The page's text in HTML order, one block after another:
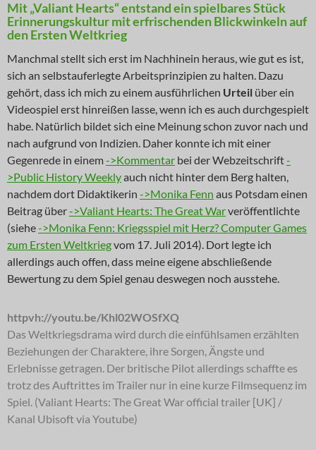
Mit „Valiant Hearts“ entstand ein spielbares Stück
Erinnerungskultur mit erfrischenden Blickwinkeln auf
den Ersten Weltkrieg
Manchmal stellt sich erst im Nachhinein heraus, wie gut es ist,
sich an selbstauferlegte Arbeitsprinzipien zu halten. Dazu
gehört, dass ich mich zu einem ausführlichen Urteil über ein
Videospiel erst hinreißen lasse, wenn ich es auch durchgespielt
habe. Natürlich bildet sich eine Meinung schon zuvor nach und
nach aufgrund von Indizien. Daher konnte ich mit einer
Gegenrede in einem->Kommentar bei der Webzeitschrift-
>Public History Weeklyauch nicht hinter dem Berg halten,
nachdem dort Didaktikerin ->Monika Fenn aus Potsdam einen
Beitrag über->Valiant Hearts: The Great Warveröffentlichte
(siehe->Monika Fenn: Kriegsspiel mit Herz? Computer Games
zum Ersten Weltkriegvom 17. Juli 2014). Dort legte ich
allerdings auch offen, dass meine eigene abschließende
Bewertung zu dem Spiel genau deswegen noch ausstehe.
httpvh://youtu.be/Khl02WOSfXQ
Das Weltkriegsdrama wird durch die einfühlsamen erzählten
Beziehungen der Charaktere, ihre Sorgen, Ängste und
Erlebnisse getragen. Der britische Pilot allerdings schaffte es
trotz des Auftrittes im Trailer nur in eine kurze Filmsequenz im
Spiel. (Valiant Hearts: The Great War official trailer [UK] /
Kanal Ubisoft via Youtube)